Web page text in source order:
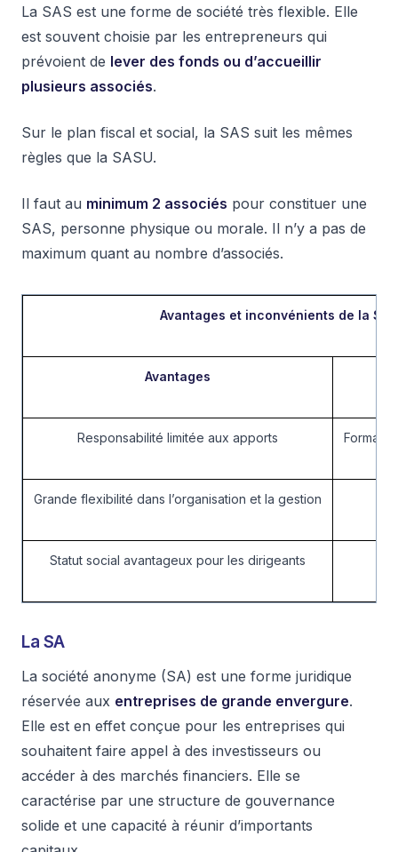
La SAS est une forme de société très flexible. Elle
est souvent choisie par les entrepreneurs qui
prévoient de lever des fonds ou d’accueillir
plusieurs associés.
Sur le plan fiscal et social, la SAS suit les mêmes
règles que la SASU.
Il faut au minimum 2 associés pour constituer une
SAS, personne physique ou morale. Il n’y a pas de
maximum quant au nombre d’associés.
Avantages et inconvénients de la SAS
Avantages
Responsabilité limitée aux apports
Grande flexibilité dans l’organisation et la gestion
Statut social avantageux pour les dirigeants
La SA
La société anonyme (SA) est une forme juridique
réservée aux entreprises de grande envergure.
Elle est en effet conçue pour les entreprises qui
souhaitent faire appel à des investisseurs ou
accéder à des marchés financiers. Elle se
caractérise par une structure de gouvernance
solide et une capacité à réunir d’importants